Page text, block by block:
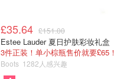
£35.64 £151.00
Estee Lauder 夏日护肤彩妆礼盒
3件正装！单小棕瓶售价就要£65！
Boots 1282人感兴趣